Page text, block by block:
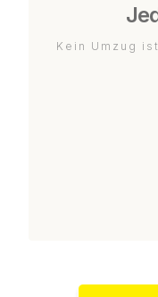
Kein Umzug